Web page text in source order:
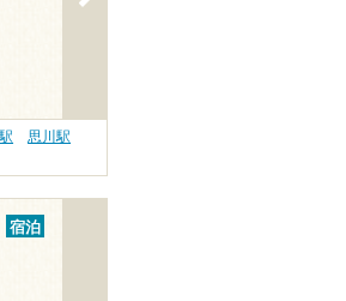
思川駅
宿泊